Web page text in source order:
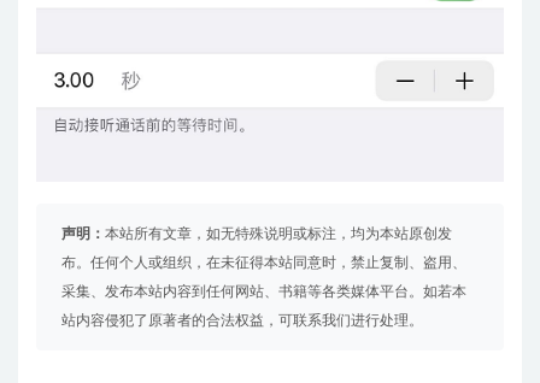
声明： 本站所有文章，如无特殊说明或标注，均为本站原创发
布。任何个人或组织，在未征得本站同意时，禁止复制、盗用、
采集、发布本站内容到任何网站、书籍等各类媒体平台。如若本
站内容侵犯了原著者的合法权益，可联系我们进行处理。